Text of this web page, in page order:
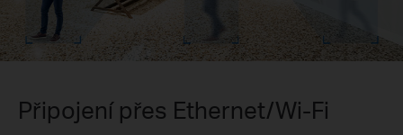
Připojení přes Ethernet/Wi-Fi